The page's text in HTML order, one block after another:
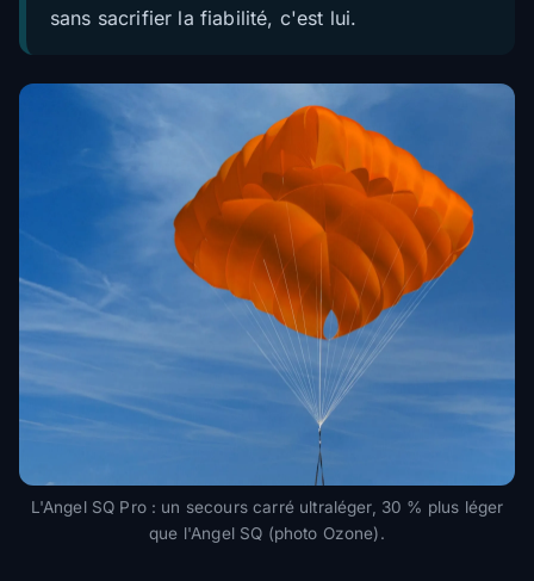
sans sacrifier la fiabilité, c'est lui.
L'Angel SQ Pro : un secours carré ultraléger, 30 % plus léger
que l'Angel SQ (photo Ozone).